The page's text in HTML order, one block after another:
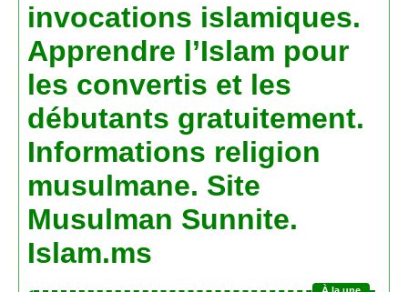
invocations islamiques.
Apprendre l’Islam pour
les convertis et les
débutants gratuitement.
Informations religion
musulmane. Site
Musulman Sunnite.
Islam.ms